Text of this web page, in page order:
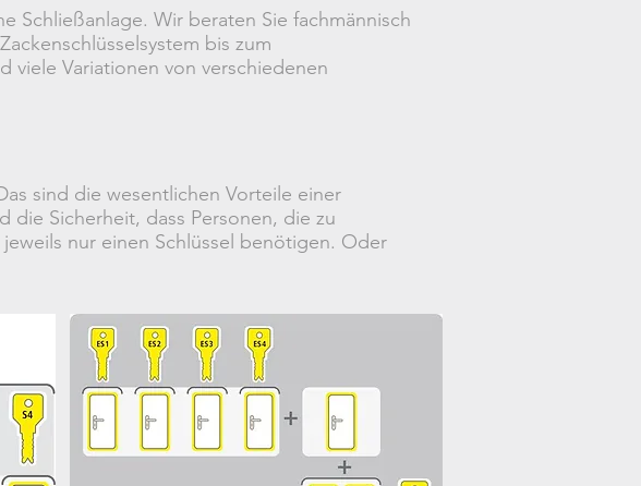
Schließanlage. Wir beraten Sie fachmännisch
bis zum
viele Variationen von verschiedenen
sind die wesentlichen Vorteile einer
die Sicherheit, dass Personen, die zu
nur einen Schlüssel benötigen. Oder